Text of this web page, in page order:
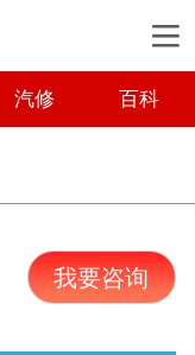
汽修 百科
我要咨询